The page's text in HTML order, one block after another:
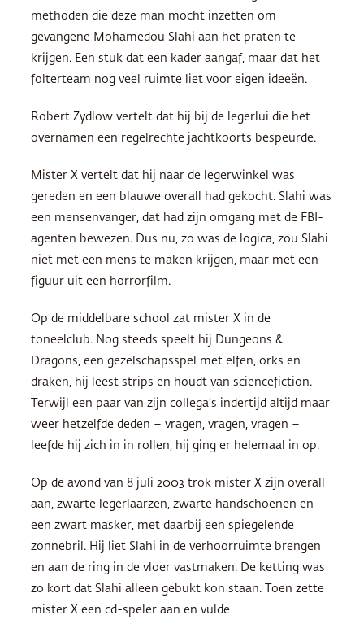
methoden die deze man mocht inzetten om
gevangene Mohamedou Slahi aan het praten te
krijgen. Een stuk dat een kader aangaf, maar dat het
folterteam nog veel ruimte liet voor eigen ideeën.
Robert Zydlow vertelt dat hij bij de legerlui die het
overnamen een regelrechte jachtkoorts bespeurde.
Mister X vertelt dat hij naar de legerwinkel was
gereden en een blauwe overall had gekocht. Slahi was
een mensenvanger, dat had zijn omgang met de FBI-
agenten bewezen. Dus nu, zo was de logica, zou Slahi
niet met een mens te maken krijgen, maar met een
figuur uit een horrorfilm.
Op de middelbare school zat mister X in de
toneelclub. Nog steeds speelt hij Dungeons &
Dragons, een gezelschapsspel met elfen, orks en
draken, hij leest strips en houdt van sciencefiction.
Terwijl een paar van zijn collega’s indertijd altijd maar
weer hetzelfde deden – vragen, vragen, vragen –
leefde hij zich in in rollen, hij ging er helemaal in op.
Op de avond van 8 juli 2003 trok mister X zijn overall
aan, zwarte legerlaarzen, zwarte handschoenen en
een zwart masker, met daarbij een spiegelende
zonnebril. Hij liet Slahi in de verhoorruimte brengen
en aan de ring in de vloer vastmaken. De ketting was
zo kort dat Slahi alleen gebukt kon staan. Toen zette
mister X een cd-speler aan en vulde